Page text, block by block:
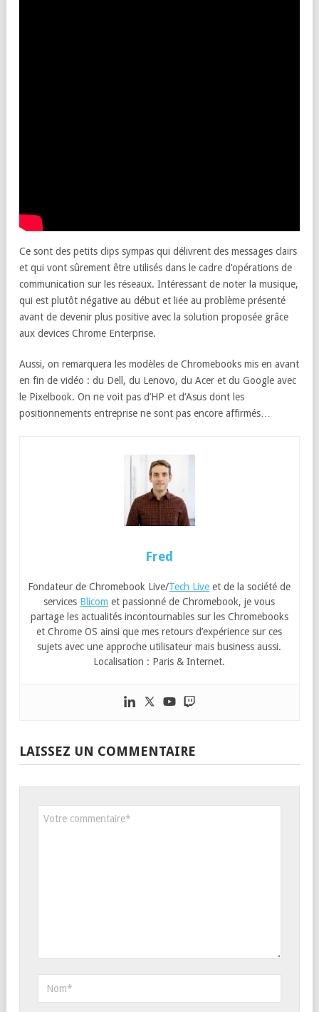
Ce sont des petits clips sympas qui délivrent des messages clairs
et qui vont sûrement être utilisés dans le cadre d’opérations de
communication sur les réseaux. Intéressant de noter la musique,
qui est plutôt négative au début et liée au problème présenté
avant de devenir plus positive avec la solution proposée grâce
aux devices Chrome Enterprise.
Aussi, on remarquera les modèles de Chromebooks mis en avant
en fin de vidéo : du Dell, du Lenovo, du Acer et du Google avec
le Pixelbook. On ne voit pas d’HP et d’Asus dont les
positionnements entreprise ne sont pas encore affirmés…
Fred
Fondateur de Chromebook Live/Tech Live et de la société de
services Blicom et passionné de Chromebook, je vous
partage les actualités incontournables sur les Chromebooks
et Chrome OS ainsi que mes retours d’expérience sur ces
sujets avec une approche utilisateur mais business aussi.
Localisation : Paris & Internet.
LAISSEZ UN COMMENTAIRE